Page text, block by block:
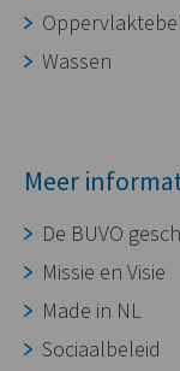
Wassen
Meer
De BUVO
Missie en Visie
Made in NL
Sociaalbeleid